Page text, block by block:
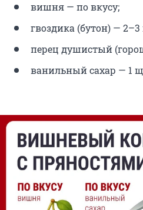
вишня — по вкусу;
гвоздика (бутон) —
перец душистый
ванильный сахар — 1